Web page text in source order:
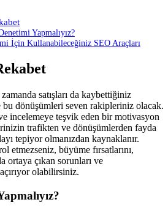
Yapmalıyız?
İçin Kullanabileceğiniz SEO Araçları
satışları da kaybettiğiniz
dönüşümleri seven rakipleriniz olacak.
incelemeye teşvik eden bir motivasyon
trafikten ve dönüşümlerden fayda
tepiyor olmanızdan kaynaklanır.
etmezseniz, büyüme fırsatlarını,
ortaya çıkan sorunları ve
olabilirsiniz.